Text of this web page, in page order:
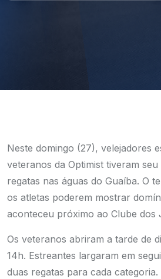
Neste domingo (27), velejadores
veteranos da Optimist tiveram seu
regatas nas águas do Guaíba. O
os atletas poderem mostrar
aconteceu próximo ao Clube dos
Os veteranos abriram a tarde de
14h. Estreantes largaram em
duas regatas para cada categoria.